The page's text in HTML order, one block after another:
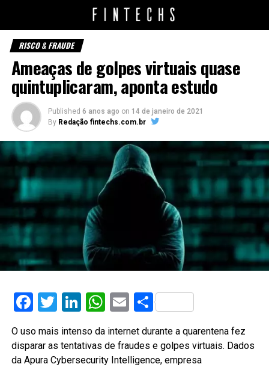
RISCO & FRAUDE
Ameaças de golpes virtuais quase
quintuplicaram, aponta estudo
Published 6 anos ago on 14 de janeiro de 2021
By Redação fintechs.com.br
Facebook
Twitter
LinkedIn
WhatsApp
EmailShare
O uso mais intenso da internet durante a quarentena fez
disparar as tentativas de fraudes e golpes virtuais. Dados
da Apura Cybersecurity Intelligence, empresa